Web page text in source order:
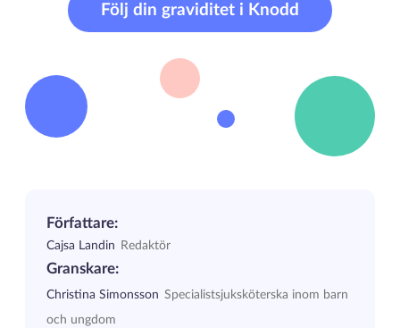
Följ din graviditet i Knodd
Författare:
Cajsa Landin Redaktör
Granskare:
Christina Simonsson Specialistsjuksköterska inom barn
och ungdom